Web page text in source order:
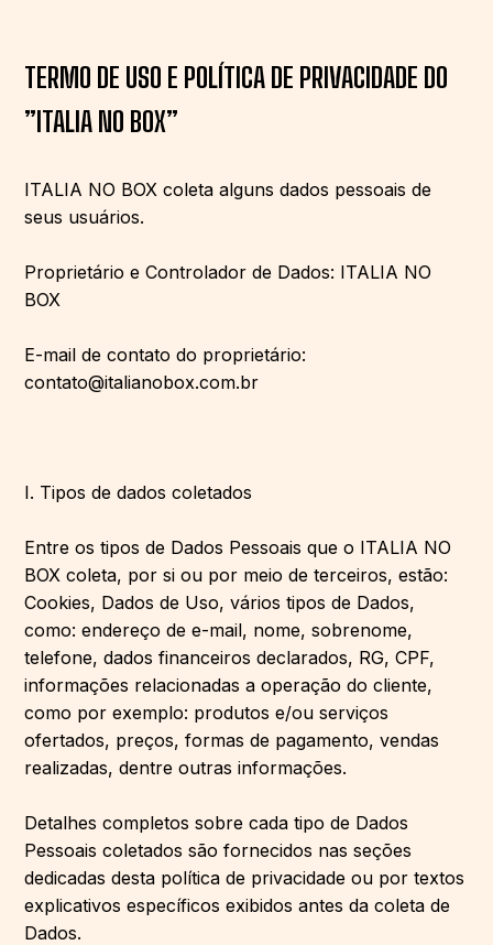
TERMO DE USO E POLÍTICA DE PRIVACIDADE DO
”ITALIA NO BOX”
ITALIA NO BOX coleta alguns dados pessoais de
seus usuários.
Proprietário e Controlador de Dados: ITALIA NO
BOX
E-mail de contato do proprietário:
contato@italianobox.com.br
I. Tipos de dados coletados
Entre os tipos de Dados Pessoais que o ITALIA NO
BOX coleta, por si ou por meio de terceiros, estão:
Cookies, Dados de Uso, vários tipos de Dados,
como: endereço de e-mail, nome, sobrenome,
telefone, dados financeiros declarados, RG, CPF,
informações relacionadas a operação do cliente,
como por exemplo: produtos e/ou serviços
ofertados, preços, formas de pagamento, vendas
realizadas, dentre outras informações.
Detalhes completos sobre cada tipo de Dados
Pessoais coletados são fornecidos nas seções
dedicadas desta política de privacidade ou por textos
explicativos específicos exibidos antes da coleta de
Dados.